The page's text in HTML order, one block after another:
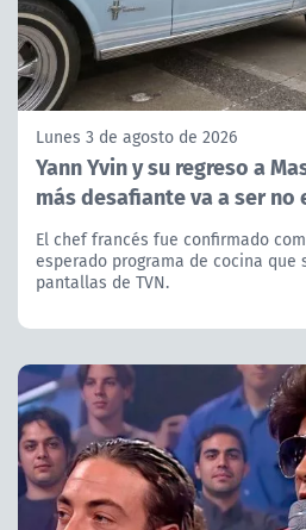
Lunes 3 de agosto de 2026
Yann Yvin y su regreso a
más desafiante va a ser no
El chef francés fue confirmado
esperado programa de cocina
pantallas de TVN.